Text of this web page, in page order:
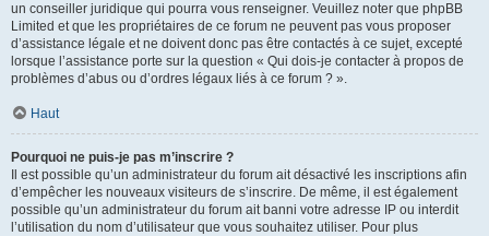
un conseiller juridique qui pourra vous renseigner. Veuillez noter que phpBB
Limited et que les propriétaires de ce forum ne peuvent pas vous proposer
d’assistance légale et ne doivent donc pas être contactés à ce sujet, excepté
lorsque l’assistance porte sur la question « Qui dois-je contacter à propos de
problèmes d’abus ou d’ordres légaux liés à ce forum ? ».
Haut
Pourquoi ne puis-je pas m’inscrire ?
Il est possible qu’un administrateur du forum ait désactivé les inscriptions afin
d’empêcher les nouveaux visiteurs de s’inscrire. De même, il est également
possible qu’un administrateur du forum ait banni votre adresse IP ou interdit
l’utilisation du nom d’utilisateur que vous souhaitez utiliser. Pour plus